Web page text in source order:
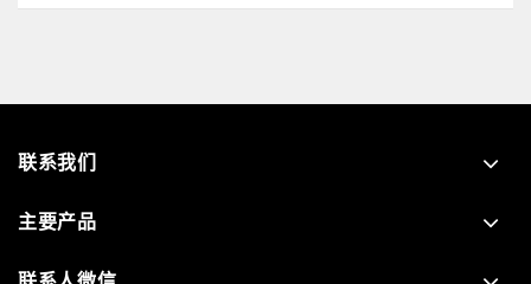
联系我们
主要产品